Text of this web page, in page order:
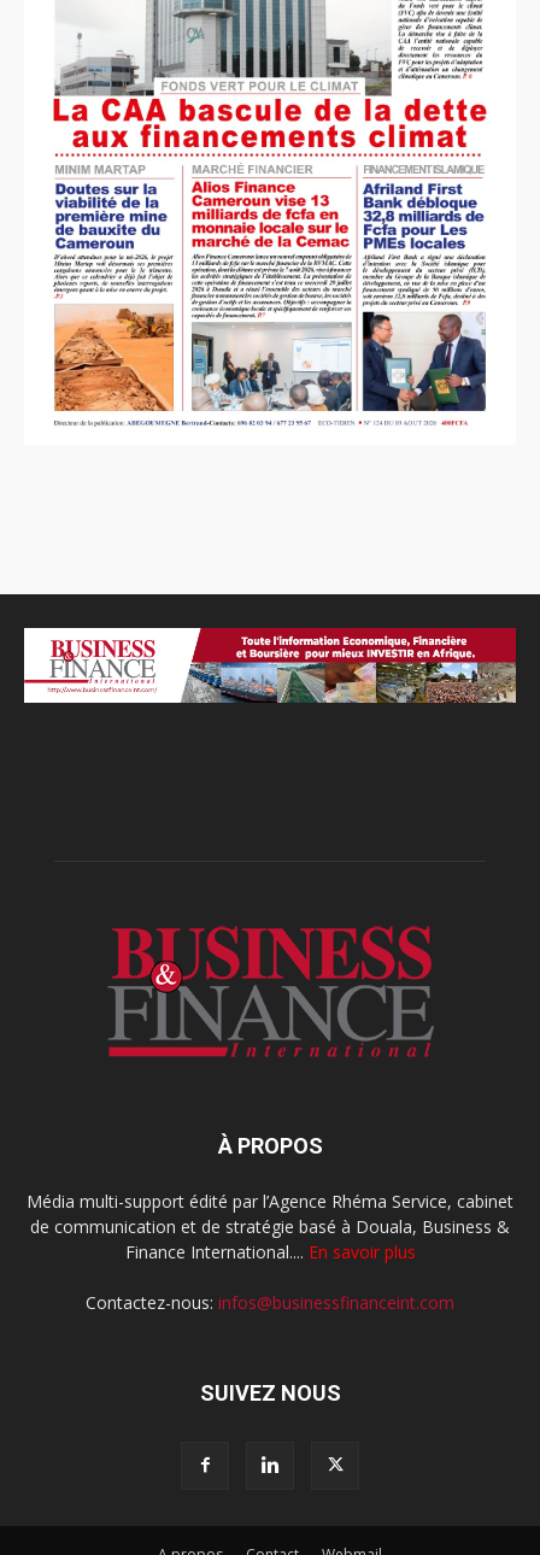
À PROPOS
Média multi-support édité par l’Agence Rhéma Service, cabinet
de communication et de stratégie basé à Douala, Business &
Finance International.... En savoir plus
Contactez-nous: infos@businessfinanceint.com
SUIVEZ NOUS